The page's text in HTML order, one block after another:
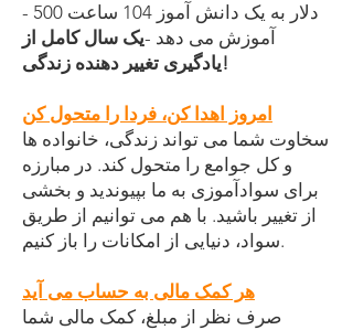
- 500 دلار به یک دانش آموز 104 ساعت
آموزش می دهد -یک سال کامل از
یادگیری تغییر دهنده زندگی!
امروز اهدا کن، فردا را متحول کن
سخاوت شما می تواند زندگی، خانواده ها
و کل جوامع را متحول کند. در مبارزه
برای سوادآموزی به ما بپیوندید و بخشی
از تغییر باشید. با هم می توانیم از طریق
سواد، دنیایی از امکانات را باز کنیم.
هر کمک مالی به حساب می آید
صرف نظر از مبلغ، کمک مالی شما